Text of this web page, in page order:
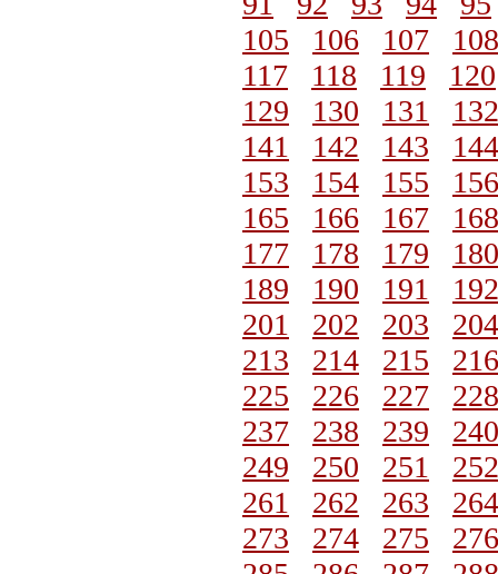
105
106 107
108
117
118 119
120
129
130 131
132
141
142 143
144
153
154 155
156
165
166 167
168
177
178 179
180
189
190 191
192
201
202 203
204
213
214 215
216
225
226 227
228
237
238 239
240
249
250 251
252
261
262 263
264
273
274 275
276